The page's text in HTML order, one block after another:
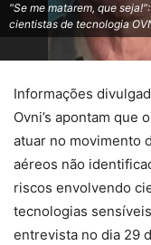
"Se me matarem, que
cientistas de tecnologia
Informações
Ovni’s apontam que
atuar no movimento
aéreos não
riscos envolvendo
tecnologias
entrevista no dia 29